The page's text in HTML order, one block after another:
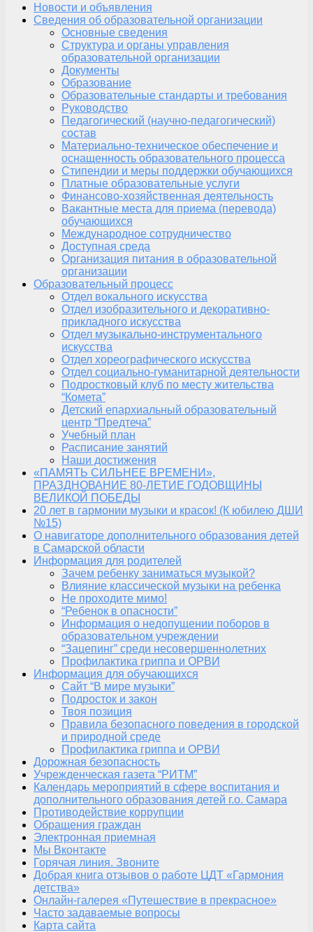
Новости и объявления
Сведения об образовательной организации
Основные сведения
Структура и органы управления
образовательной организации
Документы
Образование
Образовательные стандарты и требования
Руководство
Педагогический (научно-педагогический)
состав
Материально-техническое обеспечение и
оснащенность образовательного процесса
Стипендии и меры поддержки обучающихся
Платные образовательные услуги
Финансово-хозяйственная деятельность
Вакантные места для приема (перевода)
обучающихся
Международное сотрудничество
Доступная среда
Организация питания в образовательной
организации
Образовательный процесс
Отдел вокального искусства
Отдел изобразительного и декоративно-
прикладного искусства
Отдел музыкально-инструментального
искусства
Отдел хореографического искусства
Отдел социально-гуманитарной деятельности
Подростковый клуб по месту жительства
“Комета”
Детский епархиальный образовательный
центр “Предтеча”
Учебный план
Расписание занятий
Наши достижения
«ПАМЯТЬ СИЛЬНЕЕ ВРЕМЕНИ»,
ПРАЗДНОВАНИЕ 80-ЛЕТИЕ ГОДОВЩИНЫ
ВЕЛИКОЙ ПОБЕДЫ
20 лет в гармонии музыки и красок! (К юбилею ДШИ
№15)
О навигаторе дополнительного образования детей
в Самарской области
Информация для родителей
Зачем ребенку заниматься музыкой?
Влияние классической музыки на ребенка
Не проходите мимо!
“Ребенок в опасности”
Информация о недопущении поборов в
образовательном учреждении
“Зацепинг” среди несовершеннолетних
Профилактика гриппа и ОРВИ
Информация для обучающихся
Сайт “В мире музыки”
Подросток и закон
Твоя позиция
Правила безопасного поведения в городской
и природной среде
Профилактика гриппа и ОРВИ
Дорожная безопасность
Учрежденческая газета “РИТМ”
Календарь мероприятий в сфере воспитания и
дополнительного образования детей г.о. Самара
Противодействие коррупции
Обращения граждан
Электронная приемная
Мы Вконтакте
Горячая линия. Звоните
Добрая книга отзывов о работе ЦДТ «Гармония
детства»
Онлайн-галерея «Путешествие в прекрасное»
Часто задаваемые вопросы
Карта сайта